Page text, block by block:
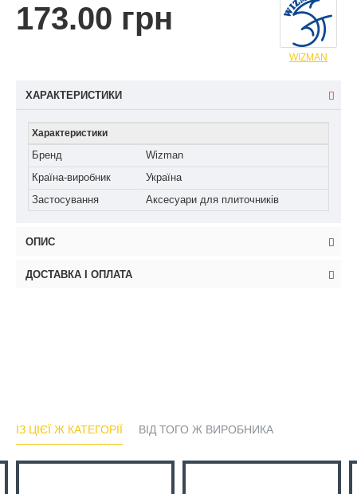
173.00 грн
WIZMAN
ХАРАКТЕРИСТИКИ
Характеристики
Бренд
Wizman
Країна-виробник
Україна
Застосування
Аксесуари для плиточників
ОПИС
ДОСТАВКА І ОПЛАТА
ІЗ ЦІЄЇ Ж КАТЕГОРІЇ ВІД ТОГО Ж ВИРОБНИКА